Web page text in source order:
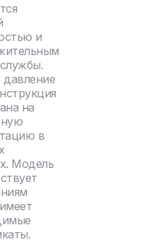
и
давление
на
в
Модель